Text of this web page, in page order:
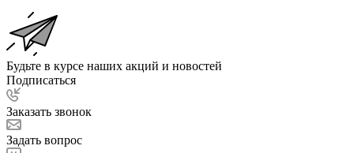
Будьте в курсе наших акций и новостей
Подписаться
Заказать звонок
Задать вопрос